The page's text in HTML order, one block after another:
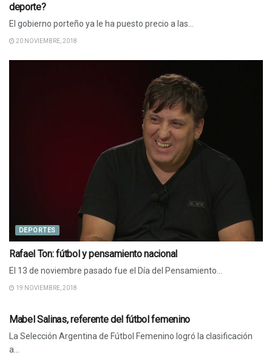
deporte?
El gobierno porteño ya le ha puesto precio a las...
20 NOVIEMBRE, 2018
DEPORTES
Rafael Ton: fútbol y pensamiento nacional
El 13 de noviembre pasado fue el Día del Pensamiento...
19 NOVIEMBRE, 2018
Mabel Salinas, referente del fútbol femenino
La Selección Argentina de Fútbol Femenino logró la clasificación
a...